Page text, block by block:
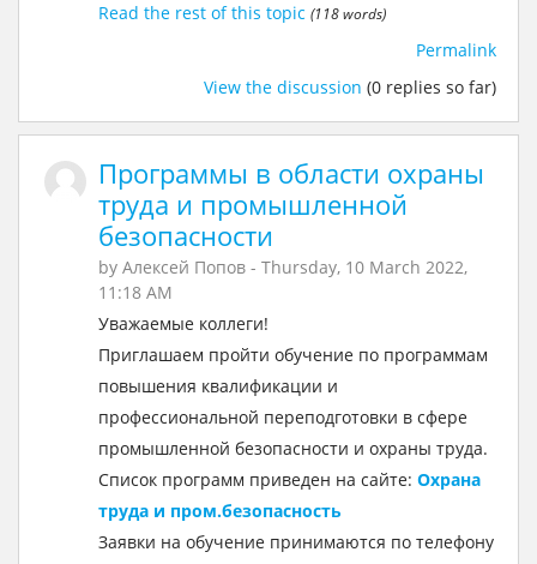
Read the rest of this topic (118 words)
Permalink
View the discussion (0 replies so far)
Программы в области охраны
труда и промышленной
безопасности
by Алексей Попов - Thursday, 10 March 2022,
11:18 AM
Уважаемые коллеги!
Приглашаем пройти обучение по программам
повышения квалификации и
профессиональной переподготовки в сфере
промышленной безопасности и охраны труда.
Список программ приведен на сайте: Охрана
труда и пром.безопасность
Заявки на обучение принимаются по телефону